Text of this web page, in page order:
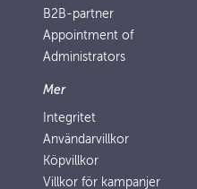
B2B-partner
Appointment of
Administrators
Mer
Integritet
Användarvillkor
Köpvillkor
Villkor för kampanjer